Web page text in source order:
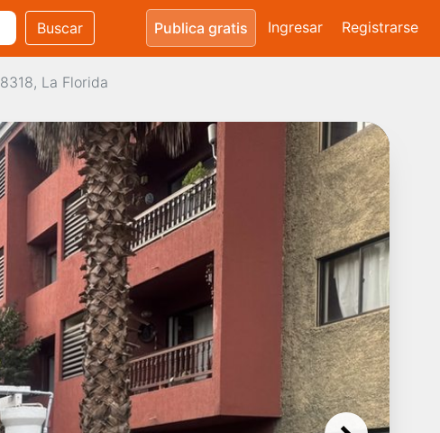
Buscar Publica gratis Ingresar Registrarse
La Florida